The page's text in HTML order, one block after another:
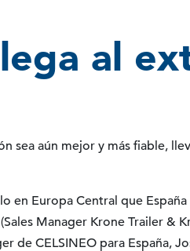
al
sea aún mejor y más fiable,
en Europa Central que
Manager Krone Trailer &
de CELSINEO para España,